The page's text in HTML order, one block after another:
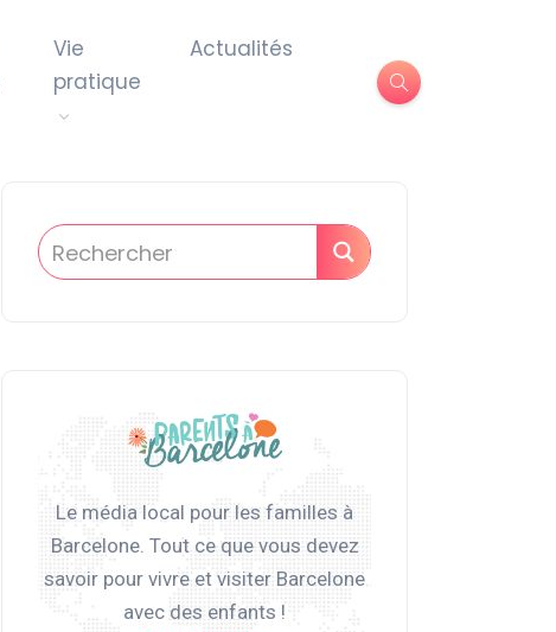
Vie
pratique
Actualités
Le média local pour les familles à
Barcelone. Tout ce que vous devez
savoir pour vivre et visiter Barcelone
avec des enfants !